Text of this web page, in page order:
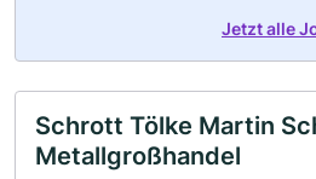
Jetzt alle
Schrott Tölke Martin
Metallgroßhandel